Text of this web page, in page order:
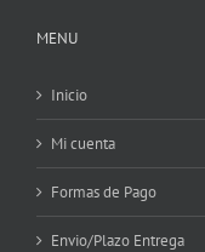
MENU
Inicio
Mi cuenta
Formas de Pago
Envio/Plazo Entrega